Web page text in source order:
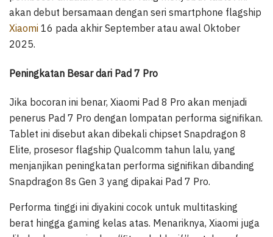
akan debut bersamaan dengan seri smartphone flagship
Xiaomi 16 pada akhir September atau awal Oktober
2025.
Peningkatan Besar dari Pad 7 Pro
Jika bocoran ini benar, Xiaomi Pad 8 Pro akan menjadi
penerus Pad 7 Pro dengan lompatan performa signifikan.
Tablet ini disebut akan dibekali chipset Snapdragon 8
Elite, prosesor flagship Qualcomm tahun lalu, yang
menjanjikan peningkatan performa signifikan dibanding
Snapdragon 8s Gen 3 yang dipakai Pad 7 Pro.
Performa tinggi ini diyakini cocok untuk multitasking
berat hingga gaming kelas atas. Menariknya, Xiaomi juga